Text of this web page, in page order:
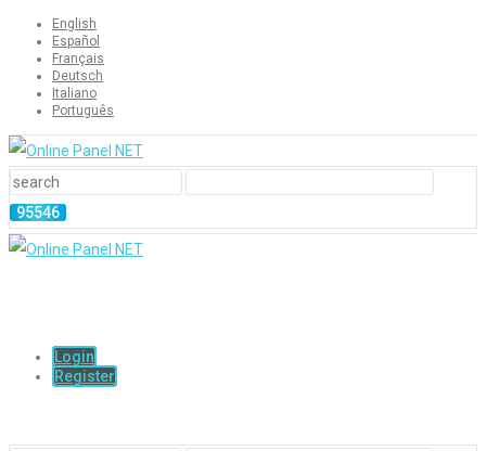
English
Español
Français
Deutsch
Italiano
Português
Login
Register